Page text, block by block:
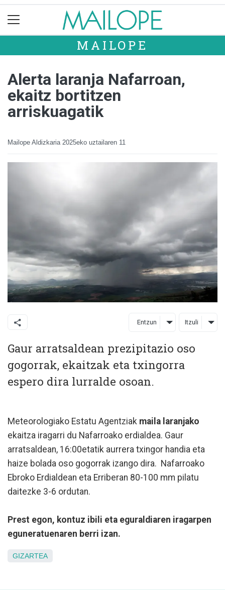
MAILOPE
Alerta laranja Nafarroan,
ekaitz bortitzen
arriskuagatik
Mailope Aldizkaria 2025eko uztailaren 11
Entzun Itzuli
Gaur arratsaldean prezipitazio oso
gogorrak, ekaitzak eta txingorra
espero dira lurralde osoan.
Meteorologiako Estatu Agentziak maila laranjako
ekaitza iragarri du Nafarroako erdialdea. Gaur
arratsaldean, 16:00etatik aurrera txingor handia eta
haize bolada oso gogorrak izango dira. Nafarroako
Ebroko Erdialdean eta Erriberan 80-100 mm pilatu
daitezke 3-6 ordutan.
Prest egon, kontuz ibili eta eguraldiaren iragarpen
eguneratuenaren berri izan.
GIZARTEA